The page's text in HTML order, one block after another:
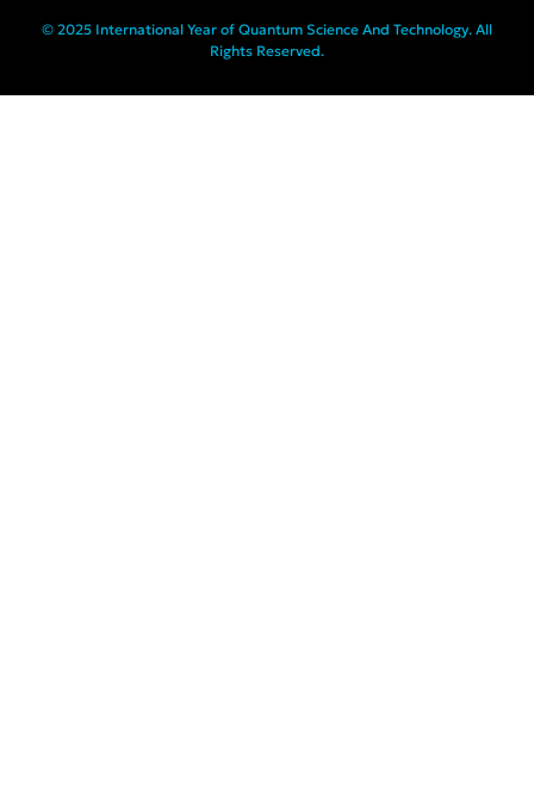
© 2025 International Year of Quantum Science And Technology. All
Rights Reserved.